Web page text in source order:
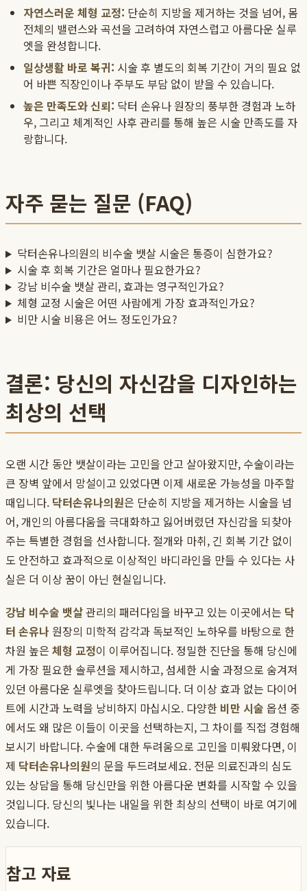
자연스러운 체형 교정: 단순히 지방을 제거하는 것을 넘어, 몸
전체의 밸런스와 곡선을 고려하여 자연스럽고 아름다운 실루
엣을 완성합니다.
일상생활 바로 복귀: 시술 후 별도의 회복 기간이 거의 필요 없
어 바쁜 직장인이나 주부도 부담 없이 받을 수 있습니다.
높은 만족도와 신뢰: 닥터 손유나 원장의 풍부한 경험과 노하
우, 그리고 체계적인 사후 관리를 통해 높은 시술 만족도를 자
랑합니다.
자주 묻는 질문 (FAQ)
닥터손유나의원의 비수술 뱃살 시술은 통증이 심한가요?
시술 후 회복 기간은 얼마나 필요한가요?
강남 비수술 뱃살 관리, 효과는 영구적인가요?
체형 교정 시술은 어떤 사람에게 가장 효과적인가요?
비만 시술 비용은 어느 정도인가요?
결론: 당신의 자신감을 디자인하는
최상의 선택
오랜 시간 동안 뱃살이라는 고민을 안고 살아왔지만, 수술이라는
큰 장벽 앞에서 망설이고 있었다면 이제 새로운 가능성을 마주할
때입니다. 닥터손유나의원은 단순히 지방을 제거하는 시술을 넘
어, 개인의 아름다움을 극대화하고 잃어버렸던 자신감을 되찾아
주는 특별한 경험을 선사합니다. 절개와 마취, 긴 회복 기간 없이
도 안전하고 효과적으로 이상적인 바디라인을 만들 수 있다는 사
실은 더 이상 꿈이 아닌 현실입니다.
강남 비수술 뱃살관리의 패러다임을 바꾸고 있는 이곳에서는 닥
터 손유나 원장의 미학적 감각과 독보적인 노하우를 바탕으로 한
차원 높은 체형 교정이 이루어집니다. 정밀한 진단을 통해 당신에
게 가장 필요한 솔루션을 제시하고, 섬세한 시술 과정으로 숨겨져
있던 아름다운 실루엣을 찾아드립니다. 더 이상 효과 없는 다이어
트에 시간과 노력을 낭비하지 마십시오. 다양한 비만 시술 옵션 중
에서도 왜 많은 이들이 이곳을 선택하는지, 그 차이를 직접 경험해
보시기 바랍니다. 수술에 대한 두려움으로 고민을 미뤄왔다면, 이
제 닥터손유나의원의 문을 두드려보세요. 전문 의료진과의 심도
있는 상담을 통해 당신만을 위한 아름다운 변화를 시작할 수 있을
것입니다. 당신의 빛나는 내일을 위한 최상의 선택이 바로 여기에
있습니다.
참고 자료